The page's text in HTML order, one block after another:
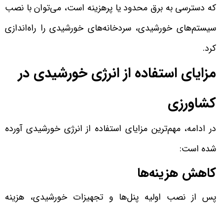
که دسترسی به برق محدود یا پرهزینه است، می‌توان با نصب
سیستم‌های خورشیدی، سردخانه‌های خورشیدی را راه‌اندازی
کرد.
مزایای استفاده از انرژی خورشیدی در
کشاورزی
در ادامه، مهم‌ترین مزایای استفاده از انرژی خورشیدی آورده
شده‌ است:
کاهش هزینه‌ها
پس از نصب اولیه پنل‌ها و تجهیزات خورشیدی، هزینه